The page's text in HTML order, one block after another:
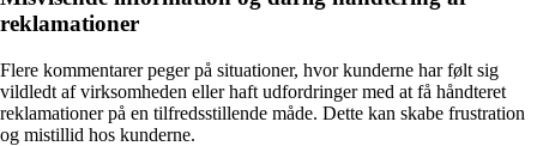
reklamationer
Flere kommentarer peger på situationer, hvor kunderne har følt sig
vildledt af virksomheden eller haft udfordringer med at få håndteret
reklamationer på en tilfredsstillende måde. Dette kan skabe frustration
og mistillid hos kunderne.